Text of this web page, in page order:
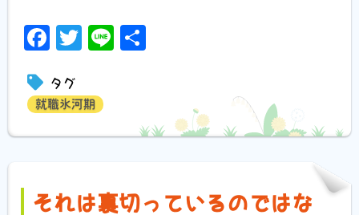
Facebook
Twitter
Line
タグ
就職氷河期
それは裏切っているのではな